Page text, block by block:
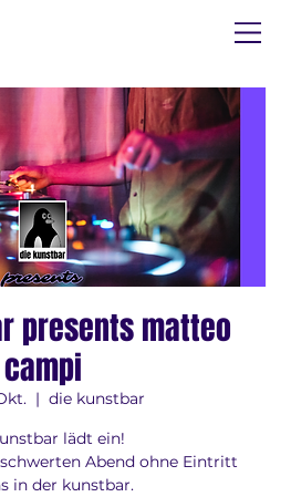
presents matteo
campi
  |
die kunstbar
lädt ein!
Abend ohne Eintritt
in der kunstbar.